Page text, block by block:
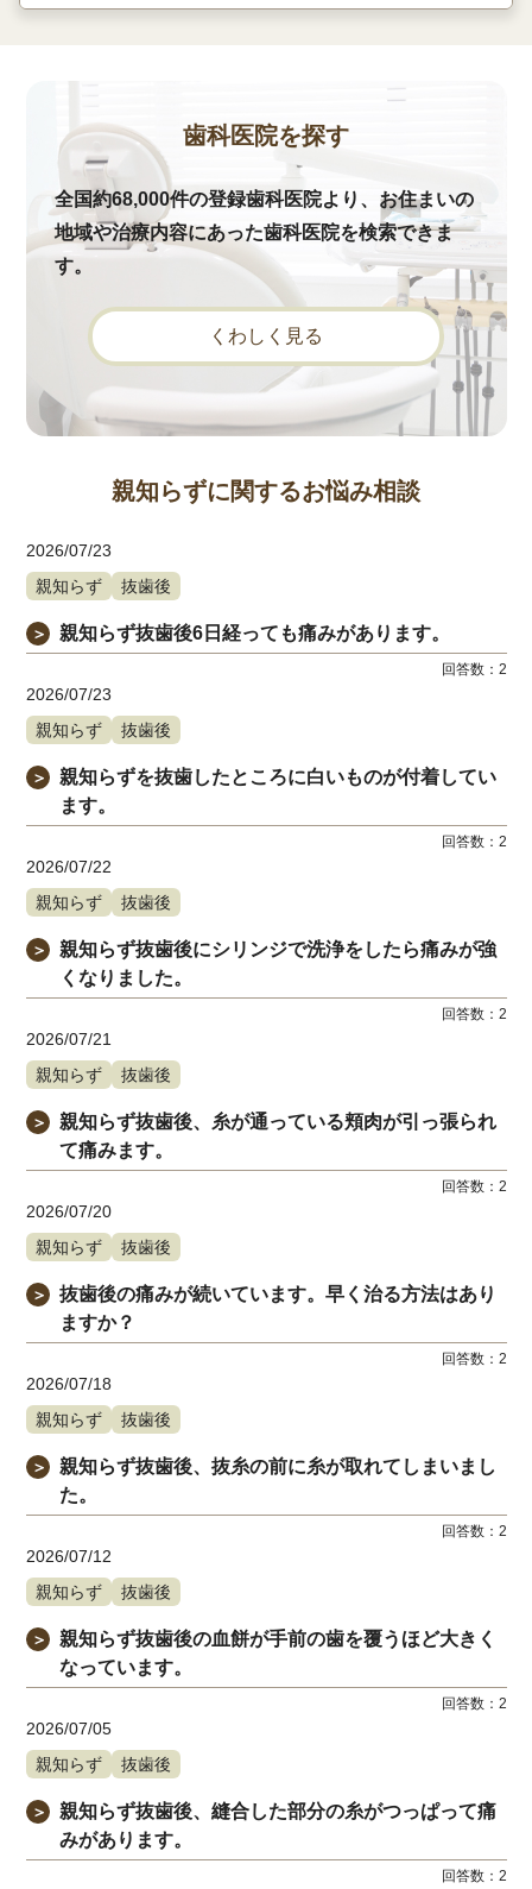
歯科医院を探す
全国約68,000件の登録歯科医院より、お住まいの
地域や治療内容にあった歯科医院を検索できま
す。
くわしく見る
親知らずに関するお悩み相談
2026/07/23
親知らず
抜歯後
＞ 親知らず抜歯後6日経っても痛みがあります。
回答数： 2
2026/07/23
親知らず
抜歯後
＞
親知らずを抜歯したところに白いものが付着してい
ます。
回答数： 2
2026/07/22
親知らず
抜歯後
＞
親知らず抜歯後にシリンジで洗浄をしたら痛みが強
くなりました。
回答数： 2
2026/07/21
親知らず
抜歯後
＞
親知らず抜歯後、糸が通っている頬肉が引っ張られ
て痛みます。
回答数： 2
2026/07/20
親知らず
抜歯後
＞
抜歯後の痛みが続いています。早く治る方法はあり
ますか？
回答数： 2
2026/07/18
親知らず
抜歯後
＞
親知らず抜歯後、抜糸の前に糸が取れてしまいまし
た。
回答数： 2
2026/07/12
親知らず
抜歯後
＞
親知らず抜歯後の血餅が手前の歯を覆うほど大きく
なっています。
回答数： 2
2026/07/05
親知らず
抜歯後
＞
親知らず抜歯後、縫合した部分の糸がつっぱって痛
みがあります。
回答数： 2